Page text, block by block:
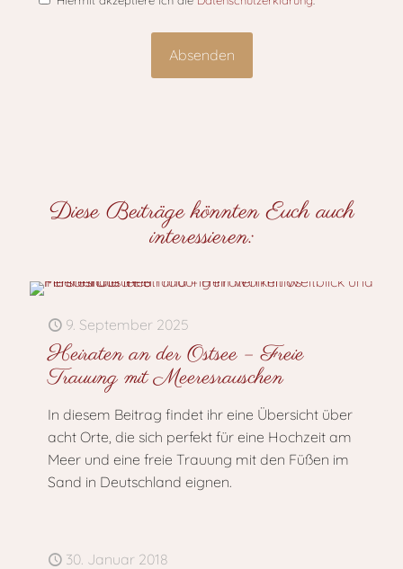
Diese Beiträge könnten Euch auch
interessieren:
9. September 2025
Heiraten an der Ostsee – Freie
Trauung mit Meeresrauschen
In diesem Beitrag findet ihr eine Übersicht über
acht Orte, die sich perfekt für eine Hochzeit am
Meer und eine freie Trauung mit den Füßen im
Sand in Deutschland eignen.
30. Januar 2018